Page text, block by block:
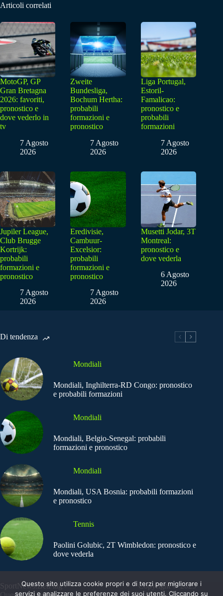
Articoli correlati
MotoGP, GP
Gran Bretagna
2026: favoriti,
pronostico e
dove vederlo in
tv
7 Agosto
2026
Zweite
Bundesliga,
Bochum Hertha:
probabili
formazioni e
pronostico
7 Agosto
2026
Liga Portugal,
Estoril-
Famalicao:
pronostico e
probabili
formazioni
7 Agosto
2026
Jupiler League,
Club Brugge
Kortrijk:
probabili
formazioni e
pronostico
7 Agosto
2026
Eredivisie,
Cambuur-
Excelsior:
probabili
formazioni e
pronostico
7 Agosto
2026
Musetti Jodar, 3T
Montreal:
pronostico e
dove vederla
6 Agosto
2026
Di tendenza
Mondiali
Mondiali, Inghilterra-RD Congo: pronostico
e probabili formazioni
Mondiali
Mondiali, Belgio-Senegal: probabili
formazioni e pronostico
Mondiali
Mondiali, USA Bosnia: probabili formazioni
e pronostico
Tennis
Paolini Golubic, 2T Wimbledon: pronostico e
dove vederla
SportNews.BetFlag -
Copyright © 2025
Questo sito utilizza cookie propri e di terzi per migliorare i
servizi e analizzare le preferenze dei suoi utenti. Cliccando su